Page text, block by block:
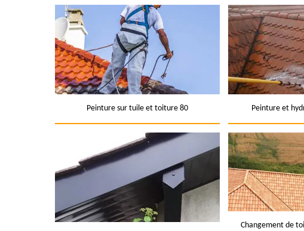
Peinture sur tuile et toiture 80 Peinture et
Changement de